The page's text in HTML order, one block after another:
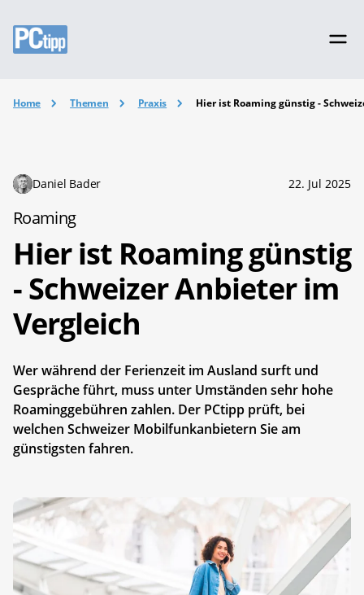
Home Themen Praxis Hier ist Roaming günstig -
Daniel Bader 22. Jul 2025
Roaming
Hier ist Roaming günstig
- Schweizer Anbieter im
Vergleich
Wer während der Ferienzeit im Ausland surft und
Gespräche führt, muss unter Umständen sehr hohe
Roaminggebühren zahlen. Der PCtipp prüft, bei
welchen Schweizer Mobilfunkanbietern Sie am
günstigsten fahren.